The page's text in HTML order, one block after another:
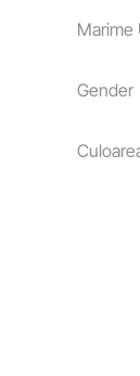
Marime
Gender